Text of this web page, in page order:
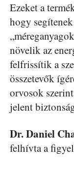
Ezeket a
hogy
növelik az
felfrissítik a
összetevők
orvosok
jelent
Dr. Daniel
felhívta a